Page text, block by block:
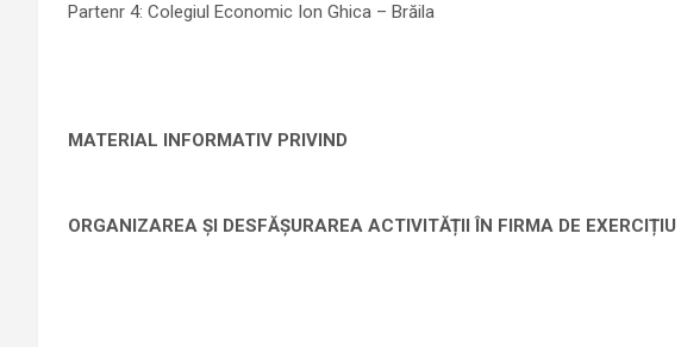
Partenr 4: Colegiul Economic Ion Ghica – Brăila
MATERIAL INFORMATIV PRIVIND
ORGANIZAREA ȘI DESFĂȘURAREA ACTIVITĂȚII ÎN FIRMA DE EXERCIȚIU